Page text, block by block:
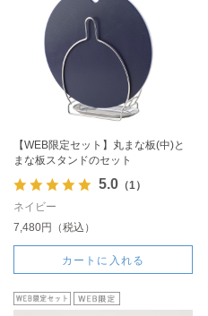
【WEB限定セット】丸まな板(中)と
まな板スタンドのセット
5.0（1）
ネイビー
7,480円（税込）
カートに入れる